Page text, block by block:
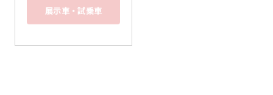
展示車・試乗車